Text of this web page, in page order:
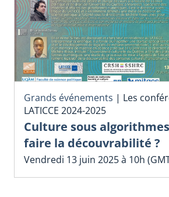
Grands événements | Les
LATICCE 2024-2025
Culture sous
faire la découvrabilité ?
Vendredi 13 juin 2025 à 10h